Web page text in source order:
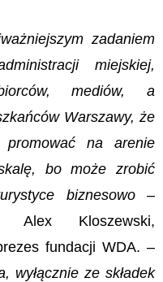
zadaniem
miejskiej,
mediów, a
Warszawy, że
na arenie
bo może zrobić
biznesowo –
Kloszewski,
fundacji WDA. –
wyłącznie ze składek